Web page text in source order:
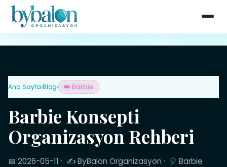
Ana Sayfa›Blog› 👑 Barbie
Barbie Konsepti
Organizasyon Rehberi
📅 2026-05-11 · ✍️ ByBalon Organizasyon · 🎈 Barbie